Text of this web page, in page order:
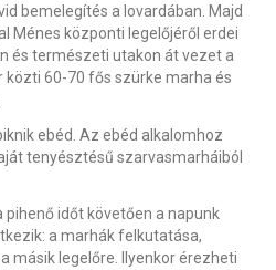
bemelegítés a lovardában. Majd
Ménes központi legelőjéről erdei
és természeti utakon át vezet a
közti 60-70 fős szürke marha és
ebéd. Az ebéd alkalomhoz
tenyésztésű szarvasmarháiból
pihenő időt követően a napunk
a marhák felkutatása,
másik legelőre. Ilyenkor érezheti